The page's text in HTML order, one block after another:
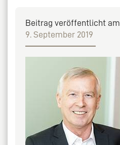
Beitrag veröffentlicht am
9. September 2019